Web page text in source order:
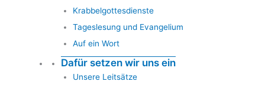
Krabbelgottesdienste
Tageslesung und Evangelium
Auf ein Wort
Dafür setzen wir uns ein
Unsere Leitsätze